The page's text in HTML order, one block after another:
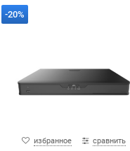
-20%
избранное сравнить